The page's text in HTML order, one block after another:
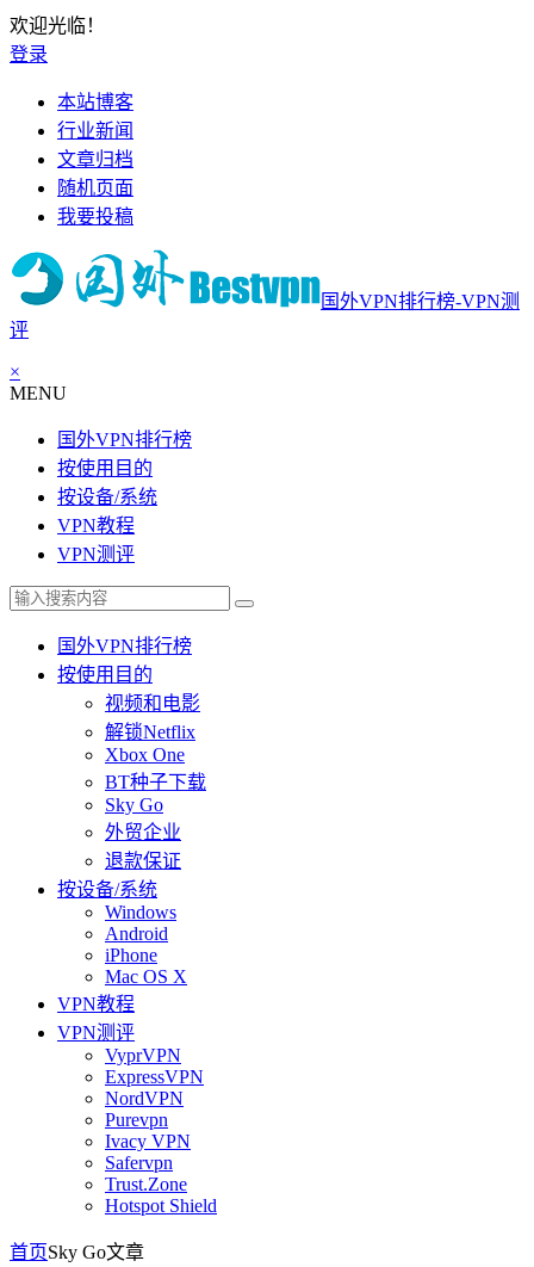
欢迎光临！
登录
本站博客
行业新闻
文章归档
随机页面
我要投稿
国外VPN排行榜-VPN测
评
×
MENU
国外VPN排行榜
按使用目的
按设备/系统
VPN教程
VPN测评
国外VPN排行榜
按使用目的
视频和电影
解锁Netflix
Xbox One
BT种子下载
Sky Go
外贸企业
退款保证
按设备/系统
Windows
Android
iPhone
Mac OS X
VPN教程
VPN测评
VyprVPN
ExpressVPN
NordVPN
Purevpn
Ivacy VPN
Safervpn
Trust.Zone
Hotspot Shield
首页Sky Go文章